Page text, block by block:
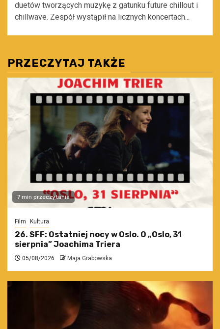
duetów tworzących muzykę z gatunku future chillout i
chillwave. Zespół wystąpił na licznych koncertach...
PRZECZYTAJ TAKŻE
7 min przeczytania
Film Kultura
26. SFF: Ostatniej nocy w Oslo. O „Oslo, 31
sierpnia” Joachima Triera
05/08/2026 Maja Grabowska